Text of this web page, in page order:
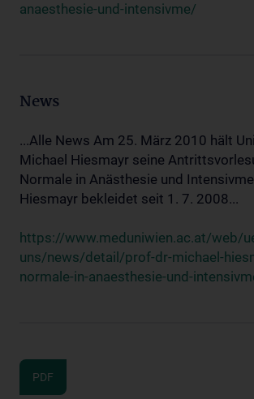
anaesthesie-und-intensivme/
News
...Alle News Am 25. März 2010 hält
Michael Hiesmayr seine
Normale in Anästhesie und
Hiesmayr bekleidet seit 1. 7. 2008...
https://www.meduniwien.ac.at/web/
uns/news/detail/prof-dr-michael-
normale-in-anaesthesie-und-
PDF